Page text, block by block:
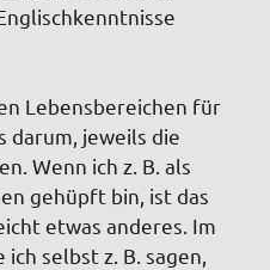
Lebensbereichen für
darum, jeweils die
Wenn ich z. B. als
gehüpft bin, ist das
etwas anderes. Im
selbst z. B. sagen,